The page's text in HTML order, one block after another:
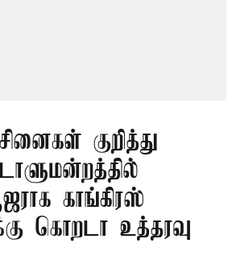
குறித்து
காங்கிரஸ்
கொறடா உத்தரவு